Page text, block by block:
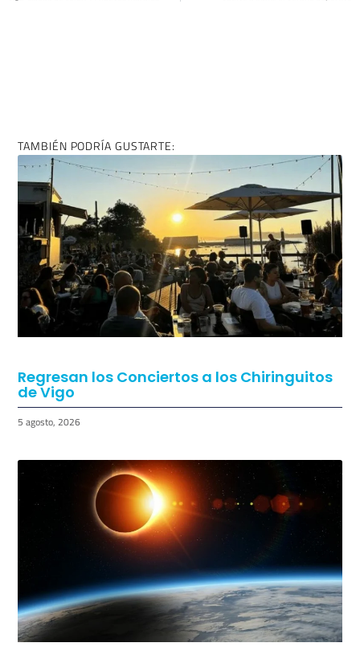
Vigo, ciudad de color: 11 nuevos murales
TAMBIÉN PODRÍA GUSTARTE:
Regresan los Conciertos a los Chiringuitos
5 agosto, 2026